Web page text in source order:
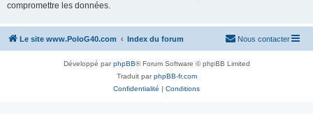
compromettre les données.
Le site www.PoloG40.com Index du forum Nous contacter
Développé parphpBB® Forum Software © phpBB Limited
Traduit parphpBB-fr.com
Confidentialité | Conditions